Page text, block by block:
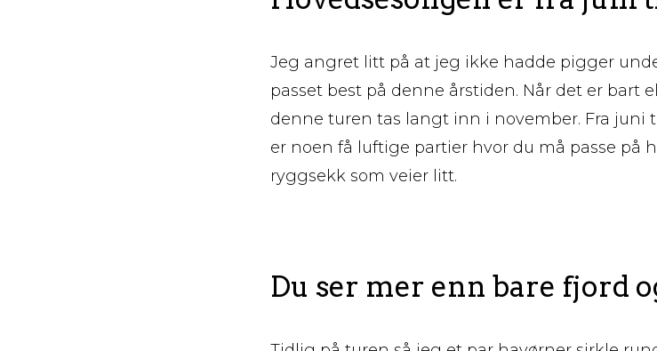
Jeg angret litt på at jeg ikke hadde pigger
passet best på denne årstiden. Når det er bart
denne turen tas langt inn i november. Fra juni
er noen få luftige partier hvor du må passe på
ryggsekk som veier litt.
Du ser mer enn bare fjord